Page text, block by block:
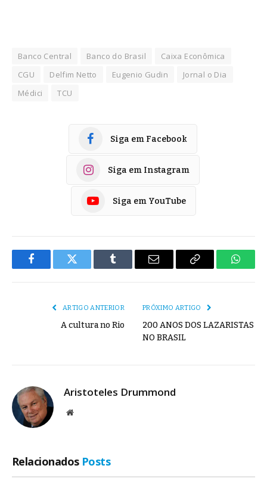
Banco Central Banco do Brasil
Caixa Econômica
CGU
Delfim Netto Eugenio Gudin
Jornal o Dia
Médici
TCU
Siga em Facebook
Siga em Instagram
Siga em YouTube
FacebookTwitter Tumblr
E-
Copiar
ARTIGO ANTERIOR
A cultura no Rio
PRÓXIMO ARTIGO
200 ANOS DOS LAZARISTAS
NO BRASIL
Aristoteles Drummond
Site
Relacionados Posts